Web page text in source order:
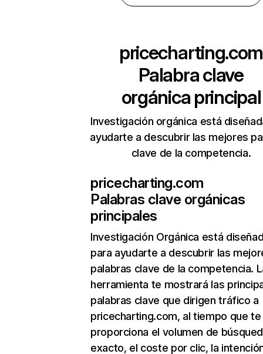
pricecharting.com
Palabra clave
orgánica principal
Investigación orgánica está
ayudarte a descubrir las mejores
clave de la competencia.
pricecharting.com
Palabras clave orgánicas
principales
Investigación Orgánica está
para ayudarte a descubrir las
palabras clave de la competencia.
herramienta te mostrará las
palabras clave que dirigen tráfico a
pricecharting.com, al tiempo que te
proporciona el volumen de
exacto, el coste por clic, la